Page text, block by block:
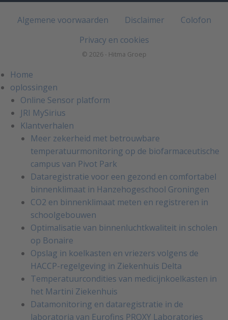
Algemene voorwaarden Disclaimer
Colofon
Privacy en cookies
© 2026 - Hitma Groep
Home
oplossingen
Online Sensor platform
JRI MySirius
Klantverhalen
Meer zekerheid met betrouwbare
temperatuurmonitoring op de biofarmaceutische
campus van Pivot Park
Dataregistratie voor een gezond en comfortabel
binnenklimaat in Hanzehogeschool Groningen
CO2 en binnenklimaat meten en registreren in
schoolgebouwen
Optimalisatie van binnenluchtkwaliteit in scholen
op Bonaire
Opslag in koelkasten en vriezers volgens de
HACCP-regelgeving in Ziekenhuis Delta
Temperatuurcondities van medicijnkoelkasten in
het Martini Ziekenhuis
Datamonitoring en dataregistratie in de
laboratoria van Eurofins PROXY Laboratories